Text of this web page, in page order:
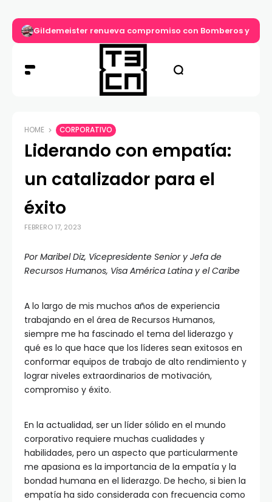
Gildemeister renueva compromiso con Bomberos y
HOME CORPORATIVO
Liderando con empatía:
un catalizador para el
éxito
FEBRERO 17, 2023
Por Maribel Diz, Vicepresidente Senior y Jefa de
Recursos Humanos, Visa América Latina y el Caribe
A lo largo de mis muchos años de experiencia
trabajando en el área de Recursos Humanos,
siempre me ha fascinado el tema del liderazgo y
qué es lo que hace que los líderes sean exitosos en
conformar equipos de trabajo de alto rendimiento y
lograr niveles extraordinarios de motivación,
compromiso y éxito.
En la actualidad, ser un líder sólido en el mundo
corporativo requiere muchas cualidades y
habilidades, pero un aspecto que particularmente
me apasiona es la importancia de la empatía y la
bondad humana en el liderazgo. De hecho, si bien la
empatía ha sido considerada con frecuencia como